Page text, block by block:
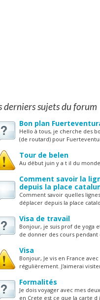
derniers sujets du forum
Bon plan
Hello à tous, je cherche des
(de routard) pour
Tour de belen
Au début juin y a t il du
Comment savoir la
depuis la place
Comment savoir quelles
déplacer depuis la place
Visa de travail
Bonjour, je suis prof de yoga
de donner des cours pendant
Visa
Bonjour, Je vis en France
régulièrement. J'aimerai
Formalités
Je dois voyager avec mes
en Crete est ce que la carte d